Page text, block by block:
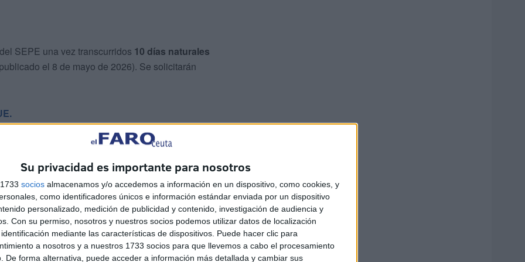
Su privacidad es importante para nosotros
socios almacenamos y/o accedemos a información en un dispositivo, como cookies, y
como identificadores únicos e información estándar enviada por un dispositivo
personalizado, medición de publicidad y contenido, investigación de audiencia y
Con su permiso, nosotros y nuestros socios podemos utilizar datos de localización
mediante las características de dispositivos. Puede hacer clic para
a nosotros y a nuestros 1733 socios para que llevemos a cabo el procesamiento
De forma alternativa, puede acceder a información más detallada y cambiar sus
SEPE una vez transcurridos 10 días naturales
el 8 de mayo de 2026). Se solicitarán
Enfermería.
a los candidatos?